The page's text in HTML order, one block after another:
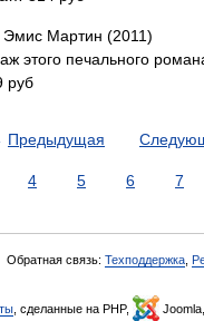
, Эмис Мартин (2011)
этого печального
руб
Предыдущая
4 5 6 7
Обратная связь: Техподдержка
, сделанные на PHP, Joomla,